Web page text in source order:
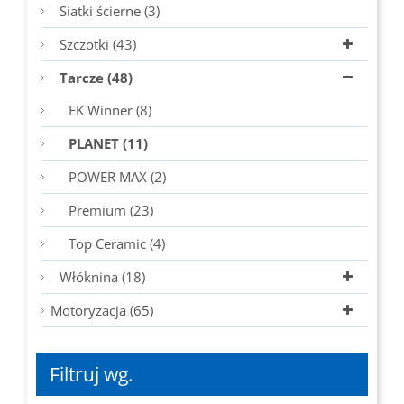
Siatki ścierne (3)
Szczotki (43)
Tarcze (48)
EK Winner (8)
PLANET (11)
POWER MAX (2)
Premium (23)
Top Ceramic (4)
Włóknina (18)
Motoryzacja (65)
Filtruj wg.